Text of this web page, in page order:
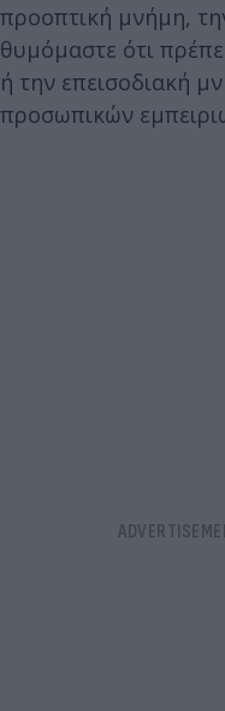
προοπτική μνήμη,
θυμόμαστε ότι
ή την επεισοδιακή
προσωπικών